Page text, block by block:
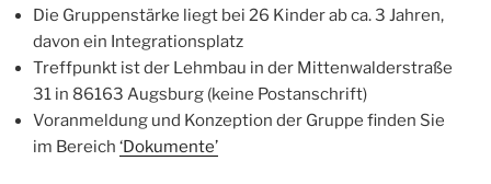
Die Gruppenstärke liegt bei 26 Kinder ab ca. 3 Jahren,
davon ein Integrationsplatz
Treffpunkt ist der Lehmbau in der Mittenwalderstraße
31 in 86163 Augsburg (keine Postanschrift)
Voranmeldung und Konzeption der Gruppe finden Sie
im Bereich ‘Dokumente’